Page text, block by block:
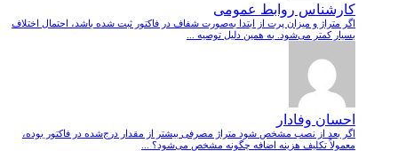
کارشناس روابط عمومی
اگر متراژ و میزان پرت از ابتدا به‌صورت شفاف در فاکتور ثبت شده باشد، احتمال اختلاف
بسیار کمتر می‌شود. به همین دلیل توصیه ...
احسان وفادار
اگر بعد از نصب مشخص شود متراژ مصرفی بیشتر از مقدار درج‌شده در فاکتور بوده،
معمولاً تکلیف هزینه اضافه چگونه مشخص می‌شود؟ ...